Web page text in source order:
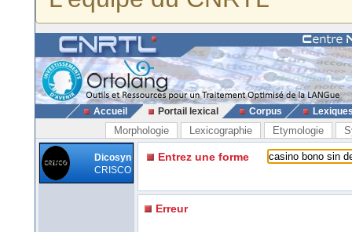
Accueil Portail lexical Corpus
Morphologie Lexicographie Etymologie
Dicosyn
CRISCO
Entrez une forme
Erreur